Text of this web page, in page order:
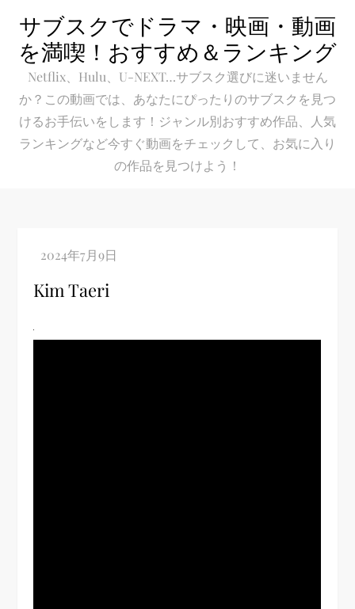
content
サブスクでドラマ・映画・動画
を満喫！おすすめ＆ランキング
Netflix、Hulu、U-NEXT…サブスク選びに迷いません
か？この動画では、あなたにぴったりのサブスクを見つ
けるお手伝いをします！ジャンル別おすすめ作品、人気
ランキングなど今すぐ動画をチェックして、お気に入り
の作品を見つけよう！
Kim Taeri